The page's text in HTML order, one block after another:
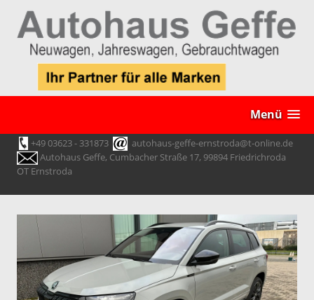
Menü
+49 03623 - 331873
autohaus-geffe-ernstroda@t-online.de
Autohaus Geffe, Cumbacher Straße 17, 99894 Friedrichroda
OT Ernstroda